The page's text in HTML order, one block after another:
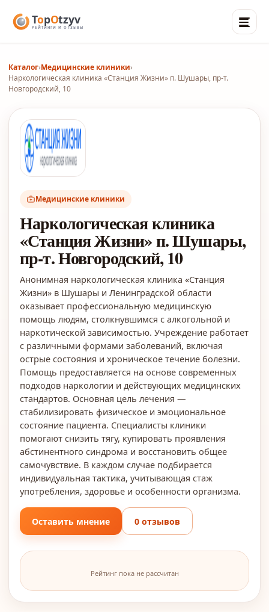
Каталог›Медицинские клиники›
Наркологическая клиника «Станция Жизни» п. Шушары, пр-т.
Новгородский, 10
Медицинские клиники
Наркологическая клиника
«Станция Жизни» п. Шушары,
пр-т. Новгородский, 10
Анонимная наркологическая клиника «Станция
Жизни» в Шушары и Ленинградской области
оказывает профессиональную медицинскую
помощь людям, столкнувшимся с алкогольной и
наркотической зависимостью. Учреждение работает
с различными формами заболеваний, включая
острые состояния и хроническое течение болезни.
Помощь предоставляется на основе современных
подходов наркологии и действующих медицинских
стандартов. Основная цель лечения —
стабилизировать физическое и эмоциональное
состояние пациента. Специалисты клиники
помогают снизить тягу, купировать проявления
абстинентного синдрома и восстановить общее
самочувствие. В каждом случае подбирается
индивидуальная тактика, учитывающая стаж
употребления, здоровье и особенности организма.
Оставить мнение 0 отзывов
Рейтинг пока не рассчитан